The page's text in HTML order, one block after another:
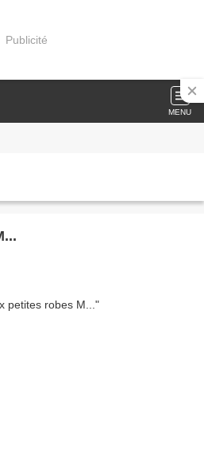
Publicité
MENU